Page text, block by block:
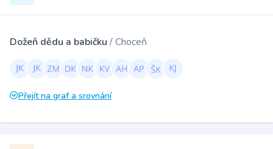
Dožeň dědu a babičku / Choceň
Přejít na graf a srovnání